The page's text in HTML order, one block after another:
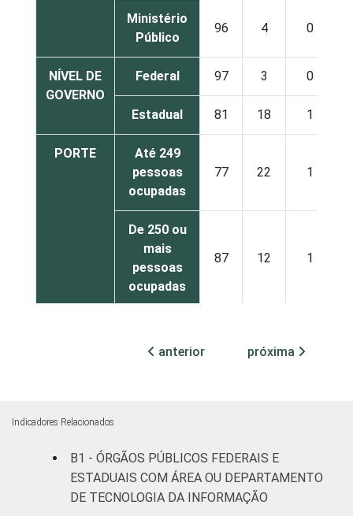
Ministério
Público
96 4 0
NÍVEL DE
GOVERNO
Federal 97 3 0
Estadual 81 18 1
PORTE
Até 249
pessoas
ocupadas
77 22 1
De 250 ou
mais
pessoas
ocupadas
87 12 1
declarado
Sociedade da Informação (Cetic.br),
informação e comunicação no setor público
brasileiro - TIC Governo Eletrônico 2019.
anterior próxima
Indicadores Relacionados
B1 - ÓRGÃOS PÚBLICOS FEDERAIS E
ESTADUAIS COM ÁREA OU DEPARTAMENTO
DE TECNOLOGIA DA INFORMAÇÃO